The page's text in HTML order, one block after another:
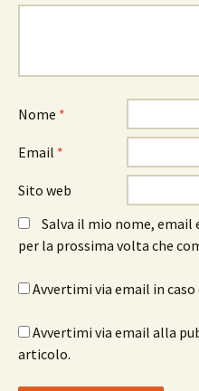
Nome *
Email *
Sito web
Salva il mio nome, email
per la prossima volta che
Avvertimi via email in
Avvertimi via email alla
articolo.